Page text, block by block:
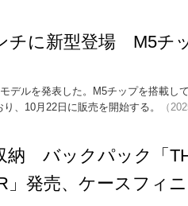
チに新型登場 M5チ
デルを発表した。M5チップを搭載し
、10月22日に販売を開始する。
（
納 バックパック「
」発売、ケースフィ